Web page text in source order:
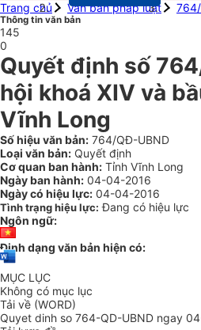
Trang chủ
Văn bản pháp luật
Thông tin văn bản
145
0
Quyết định số
hội khoá XIV và
Vĩnh Long
Số hiệu văn bản: 764/QĐ-UBND
Loại văn bản: Quyết định
Cơ quan ban hành: Tỉnh Vĩnh Long
Ngày ban hành: 04-04-2016
Ngày có hiệu lực: 04-04-2016
Tình trạng hiệu lực: Đang có hiệu lực
Ngôn ngữ:
Định dạng văn bản hiện có:
MỤC LỤC
Không có mục lục
Tải về (WORD)
Quyet dinh so 764-QD-UBND ngay